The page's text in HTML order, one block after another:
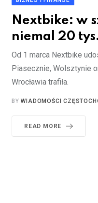
Nextbike: w
niemal 20
Od 1 marca Nextbike
Piasecznie, Wolsztynie
Wrocławia trafiła.
BYWIADOMOŚCI
READ MORE